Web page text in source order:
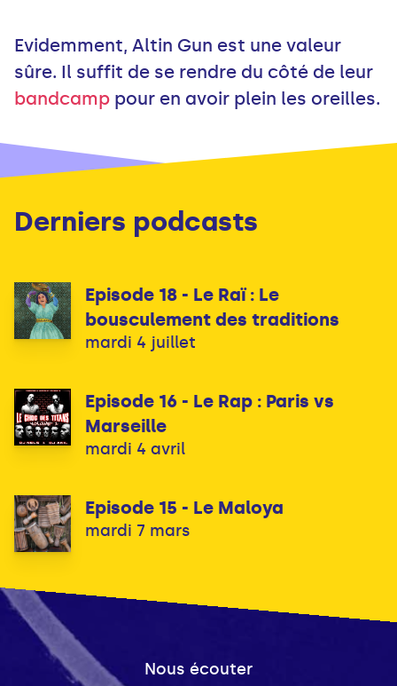
Evidemment, Altin Gun est une valeur
sûre. Il suffit de se rendre du côté de leur
bandcamp pour en avoir plein les oreilles.
Derniers podcasts
Episode 18 - Le Raï : Le
bousculement des traditions
mardi 4 juillet
Episode 16 - Le Rap : Paris vs
Marseille
mardi 4 avril
Episode 15 - Le Maloya
mardi 7 mars
Nous écouter